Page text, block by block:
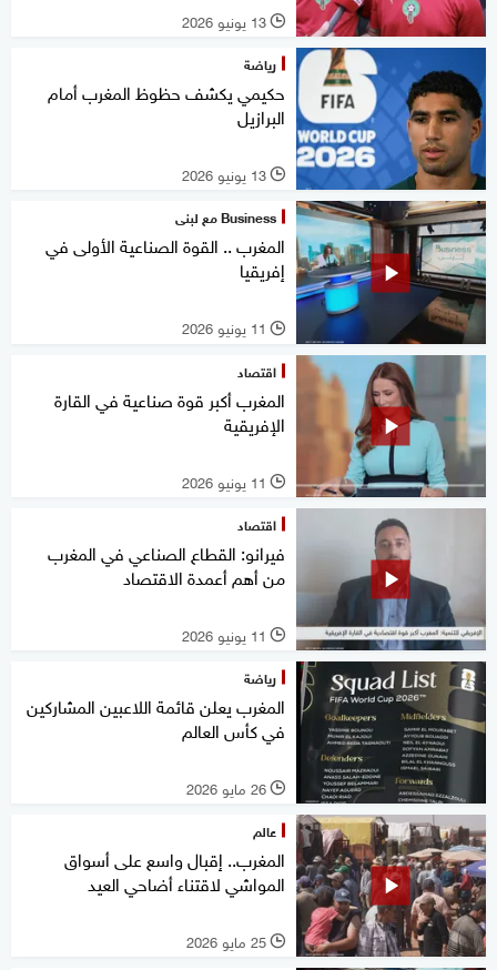
l 13 يونيو 2026
رياضة
حكيمي يكشف حظوظ المغرب أمام
البرازيل
l 13 يونيو 2026
Business مع لبنى
المغرب .. القوة الصناعية الأولى في
إفريقيا
l 11 يونيو 2026
اقتصاد
المغرب أكبر قوة صناعية في القارة
الإفريقية
l 11 يونيو 2026
اقتصاد
فيرانو: القطاع الصناعي في المغرب
من أهم أعمدة الاقتصاد
l 11 يونيو 2026
رياضة
المغرب يعلن قائمة اللاعبين المشاركين
في كأس العالم
l 26 مايو 2026
عالم
المغرب.. إقبال واسع على أسواق
المواشي لاقتناء أضاحي العيد
l 25 مايو 2026